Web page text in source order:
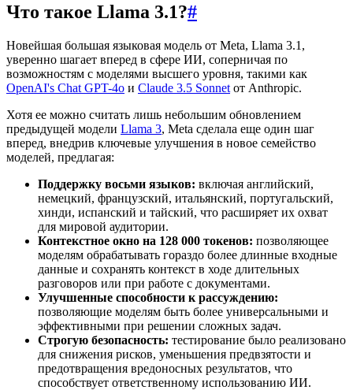
Что такое Llama 3.1?#
Новейшая большая языковая модель от Meta, Llama 3.1,
уверенно шагает вперед в сфере ИИ, соперничая по
возможностям с моделями высшего уровня, такими как
OpenAI's Chat GPT-4o и Claude 3.5 Sonnet от Anthropic.
Хотя ее можно считать лишь небольшим обновлением
предыдущей модели Llama 3, Meta сделала еще один шаг
вперед, внедрив ключевые улучшения в новое семейство
моделей, предлагая:
Поддержку восьми языков: включая английский,
немецкий, французский, итальянский, португальский,
хинди, испанский и тайский, что расширяет их охват
для мировой аудитории.
Контекстное окно на 128 000 токенов: позволяющее
моделям обрабатывать гораздо более длинные входные
данные и сохранять контекст в ходе длительных
разговоров или при работе с документами.
Улучшенные способности к рассуждению:
позволяющие моделям быть более универсальными и
эффективными при решении сложных задач.
Строгую безопасность: тестирование было реализовано
для снижения рисков, уменьшения предвзятости и
предотвращения вредоносных результатов, что
способствует ответственному использованию ИИ.